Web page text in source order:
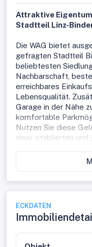
Attraktive
Stadtteil Linz-
Die WAG bietet
gefragten Stadtteil
beliebtesten
Nachbarschaft,
erreichbares
Lebensqualität.
Garage in der Nähe
komfortable
Nutzen Sie diese
einer etablierten und
Linz /
Schöpf-Straße
Die Wohnung liegt
erreicht man alle
einen sonnigem
Schlafzimmer
findet auch ein
und das WC wurden
ECKDATEN